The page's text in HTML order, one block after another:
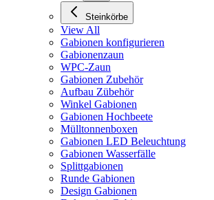
Steinkörbe
View All
Gabionen konfigurieren
Gabionenzaun
WPC-Zaun
Gabionen Zubehör
Aufbau Zübehör
Winkel Gabionen
Gabionen Hochbeete
Mülltonnenboxen
Gabionen LED Beleuchtung
Gabionen Wasserfälle
Splittgabionen
Runde Gabionen
Design Gabionen